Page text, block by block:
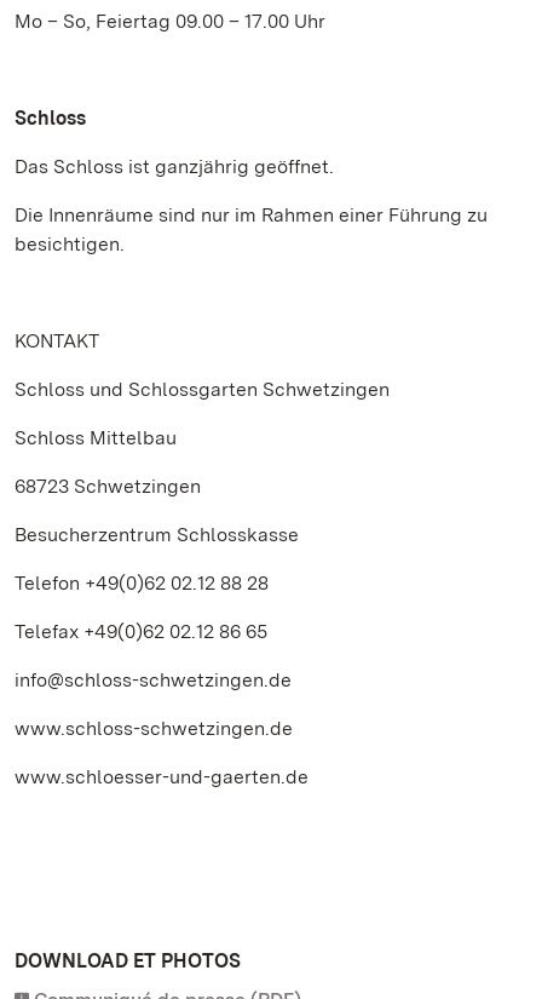
Mo – So, Feiertag 09.00 – 17.00 Uhr
Schloss
Das Schloss ist ganzjährig geöffnet.
Die Innenräume sind nur im Rahmen einer Führung zu
besichtigen.
KONTAKT
Schloss und Schlossgarten Schwetzingen
Schloss Mittelbau
68723 Schwetzingen
Besucherzentrum Schlosskasse
Telefon +49(0)62 02.12 88 28
Telefax +49(0)62 02.12 86 65
info@schloss-schwetzingen.de
www.schloss-schwetzingen.de
www.schloesser-und-gaerten.de
DOWNLOAD ET PHOTOS